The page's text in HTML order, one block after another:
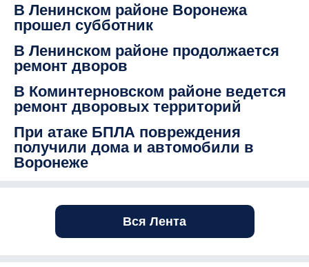
В Ленинском районе Воронежа
прошел субботник
В Ленинском районе продолжается
ремонт дворов
В Коминтерновском районе ведется
ремонт дворовых территорий
При атаке БПЛА повреждения
получили дома и автомобили в
Воронеже
Вся Лента